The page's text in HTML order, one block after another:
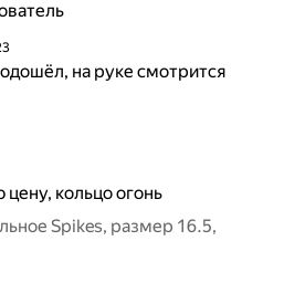
на руке смотрится
цену, кольцо огонь
Spikes, размер 16.5,